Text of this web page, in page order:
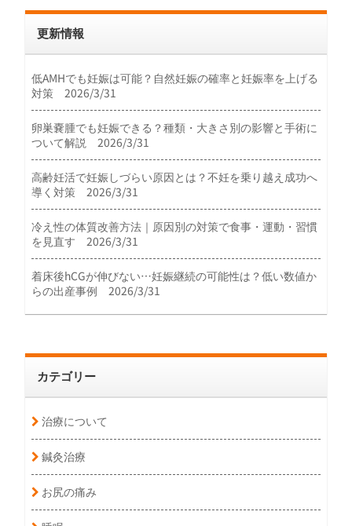
更新情報
低AMHでも妊娠は可能？自然妊娠の確率と妊娠率を上げる
対策 2026/3/31
卵巣嚢腫でも妊娠できる？種類・大きさ別の影響と手術に
ついて解説 2026/3/31
高齢妊活で妊娠しづらい原因とは？不妊を乗り越え成功へ
導く対策 2026/3/31
冷え性の体質改善方法｜原因別の対策で食事・運動・習慣
を見直す 2026/3/31
着床後hCGが伸びない…妊娠継続の可能性は？低い数値か
らの出産事例 2026/3/31
カテゴリー
治療について
鍼灸治療
お尻の痛み